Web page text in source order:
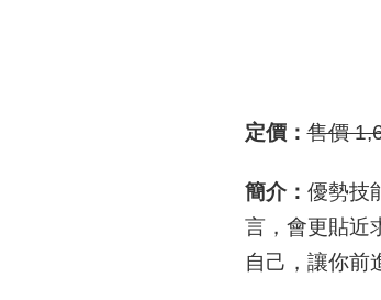
定價：售價
簡介： 優勢技
言，會更貼近
自己，讓你前